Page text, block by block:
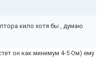
кило хотя бы , думаю
он как минимум 4-5 Ом) ему